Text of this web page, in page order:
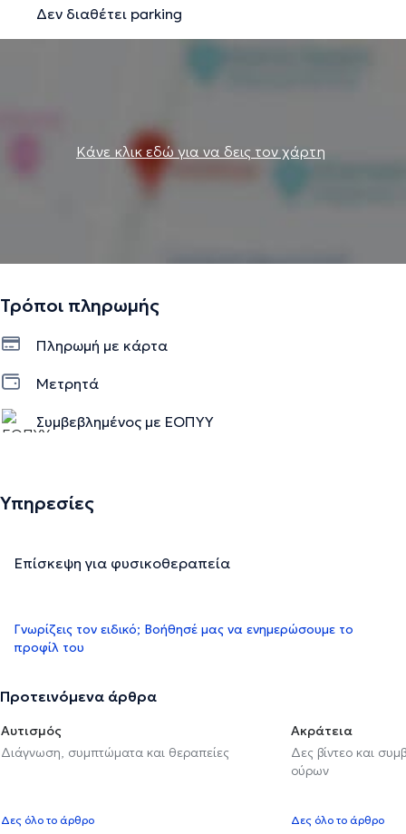
Δεν διαθέτει parking
Κάνε κλικ εδώ για να δεις τον χάρτη
Τρόποι πληρωμής
Πληρωμή με κάρτα
Μετρητά
Συμβεβλημένος με ΕΟΠΥΥ
Υπηρεσίες
Επίσκεψη για φυσικοθεραπεία
Γνωρίζεις τον ειδικό; Βοήθησέ μας να ενημερώσουμε το
προφίλ του
Προτεινόμενα άρθρα
Αυτισμός
Διάγνωση, συμπτώματα και θεραπείες
Δες όλο το άρθρο
Ακράτεια
Δες βίντεο και
ούρων
Δες όλο το άρθρο